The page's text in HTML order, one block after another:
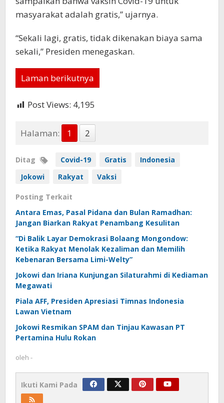
masyarakat adalah gratis,” ujarnya.
“Sekali lagi, gratis, tidak dikenakan biaya sama
sekali,” Presiden menegaskan.
Laman berikutnya
Post Views: 4,195
Halaman: 1 2
Ditag Covid-19 Gratis
Indonesia
Jokowi
Rakyat Vaksi
Posting Terkait
Antara Emas, Pasal Pidana dan Bulan Ramadhan:
Jangan Biarkan Rakyat Penambang Kesulitan
“Di Balik Layar Demokrasi Bolaang Mongondow:
Ketika Rakyat Menolak Kezaliman dan Memilih
Kebenaran Bersama Limi-Welty”
Jokowi dan Iriana Kunjungan Silaturahmi di Kediaman
Megawati
Piala AFF, Presiden Apresiasi Timnas Indonesia
Lawan Vietnam
Jokowi Resmikan SPAM dan Tinjau Kawasan PT
Pertamina Hulu Rokan
oleh -
Ikuti Kami Pada